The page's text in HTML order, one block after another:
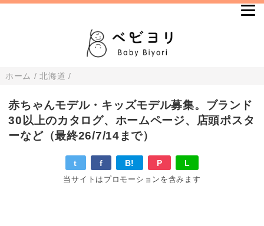
ホーム /北海道 /
赤ちゃんモデル・キッズモデル募集。ブランド
30以上のカタログ、ホームページ、店頭ポスタ
ーなど（最終26/7/14まで）
t f B! P L
当サイトはプロモーションを含みます